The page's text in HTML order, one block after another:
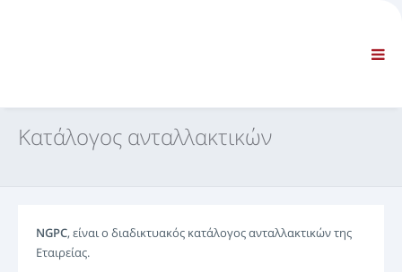
ΤΥΠΙΚΉ ΠΛΟΉΓΗΣΗ
ΌΡΟΙ ΚΑΙ ΠΡΟΫΠΟΘΈΣΕΙΣ
Κατάλογος ανταλλακτικών
Εκπαίδευση
Κατάλογος ανταλλακτικών
NGPC, είναι ο διαδικτυακός κατάλογος ανταλλακτικών της
Εταιρείας.